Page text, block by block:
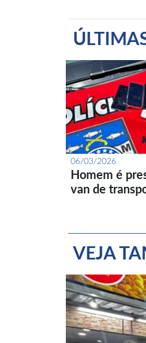
06/03/2026
Homem é
van de
VEJA